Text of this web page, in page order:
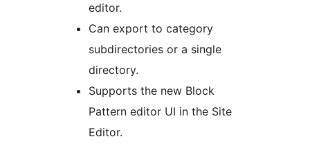
editor.
Can export to category
subdirectories or a single
directory.
Supports the new Block
Pattern editor UI in the Site
Editor.